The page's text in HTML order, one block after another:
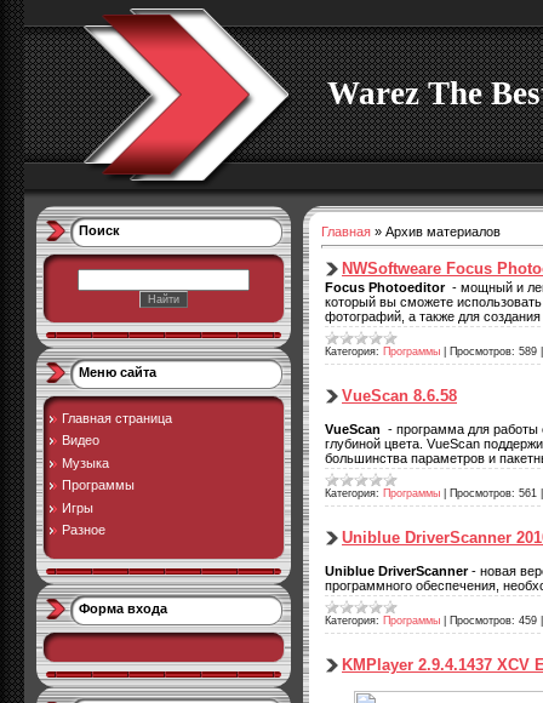
Warez The
Поиск
Меню сайта
Главная страница
Видео
Музыка
Программы
Игры
Разное
Форма входа
Главная » Архив материалов
NWSoftweare Focus
Focus Photoeditor- мощный и
который вы сможете
фотографий, а также для
Категория: Программы Просмотров: 589
VueScan 8.6.58
VueScan - программа для работы
глубиной цвета. VueScan
большинства параметров и
Категория: Программы Просмотров: 561
Uniblue DriverScanner
Uniblue DriverScanner- новая
программного обеспечения,
Категория: Программы Просмотров: 459
KMPlayer 2.9.4.1437 XCV